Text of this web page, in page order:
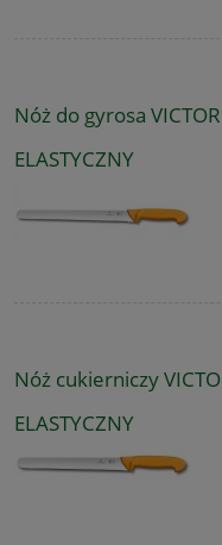
Nóż do gyrosa
ELASTYCZNY
Nóż cukierniczy
ELASTYCZNY